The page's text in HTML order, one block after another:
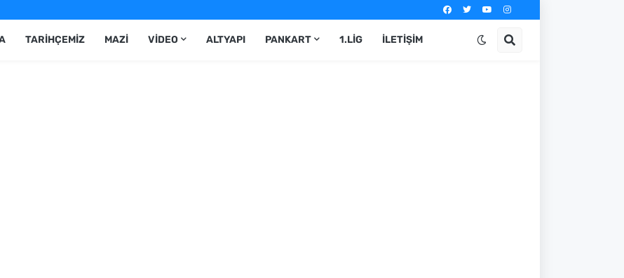
TARIHÇEMIZ MAZI VIDEO ALTYAPI PANKART 1.LIG İLETIŞIM